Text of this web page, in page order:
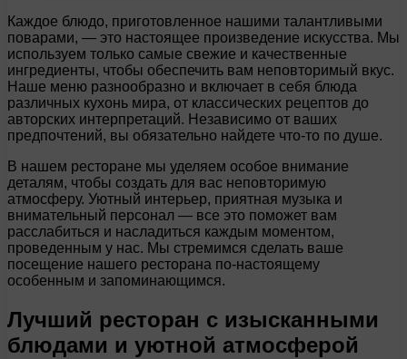
Каждое блюдо, приготовленное нашими талантливыми
поварами, — это настоящее произведение искусства. Мы
используем только самые свежие и качественные
ингредиенты, чтобы обеспечить вам неповторимый вкус.
Наше меню разнообразно и включает в себя блюда
различных кухонь мира, от классических рецептов до
авторских интерпретаций. Независимо от ваших
предпочтений, вы обязательно найдете что-то по душе.
В нашем ресторане мы уделяем особое внимание
деталям, чтобы создать для вас неповторимую
атмосферу. Уютный интерьер, приятная музыка и
внимательный персонал — все это поможет вам
расслабиться и насладиться каждым моментом,
проведенным у нас. Мы стремимся сделать ваше
посещение нашего ресторана по-настоящему
особенным и запоминающимся.
Лучший ресторан с изысканными
блюдами и уютной атмосферой